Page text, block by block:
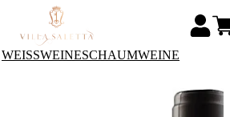
WEISSWEINESCHAUMWEINE